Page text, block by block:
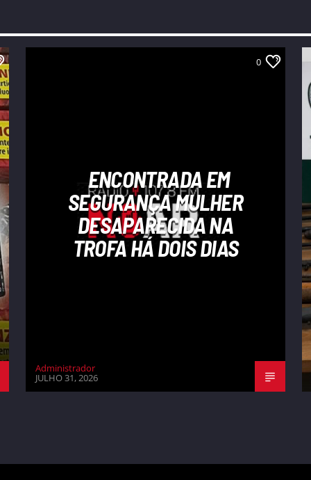
0
ENCONTRADA EM
SEGURANÇA MULHER
DESAPARECIDA NA
TROFA HÁ DOIS DIAS
Administrador
JULHO 31, 2026